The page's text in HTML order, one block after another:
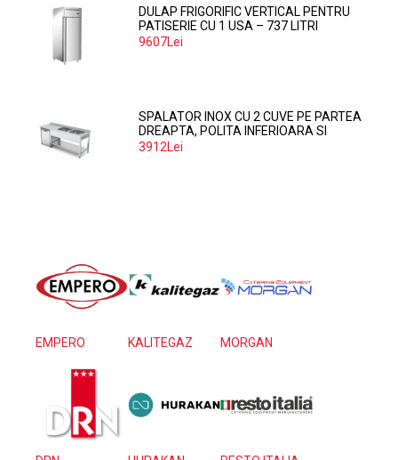
DULAP FRIGORIFIC VERTICAL PENTRU
PATISERIE CU 1 USA – 737 LITRI
9607Lei
SPALATOR INOX CU 2 CUVE PE PARTEA
DREAPTA, POLITA INFERIOARA SI
SPATIU MASINA SPALAT 160*70*85
3912Lei
EMPERO KALITEGAZ MORGAN